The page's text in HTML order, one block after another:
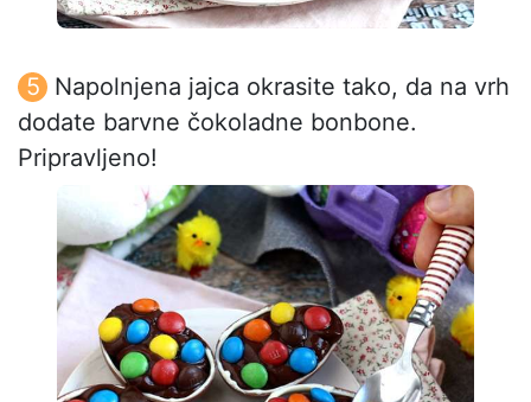
Napolnjena jajca okrasite tako, da na vrh
dodate barvne čokoladne bonbone.
Pripravljeno!